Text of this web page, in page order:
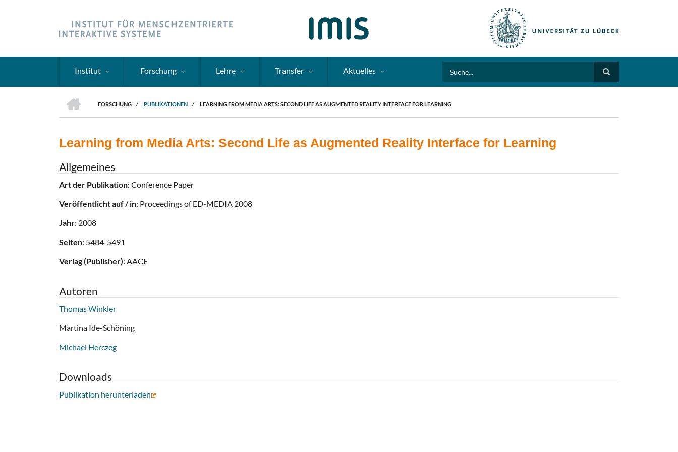
Institut Forschung Lehre Transfer Aktuelles
PFADNAVIGATION
FORSCHUNG
/ PUBLIKATIONEN / LEARNING FROM MEDIA ARTS: SECOND LIFE AS AUGMENTED REALITY INTERFACE FOR LEARNING
Learning from Media Arts: Second Life as Augmented Reality Interface for Learning
Allgemeines
Art der Publikation: Conference Paper
Veröffentlicht auf / in: Proceedings of ED-MEDIA 2008
Jahr: 2008
Seiten: 5484-5491
Verlag (Publisher): AACE
Autoren
Thomas Winkler
Martina Ide-Schöning
Michael Herczeg
Downloads
Publikation herunterladen